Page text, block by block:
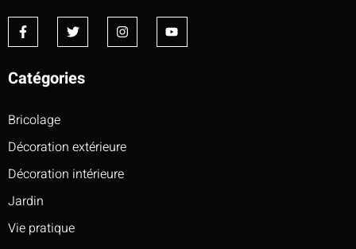
Catégories
Bricolage
Décoration extérieure
Décoration intérieure
Jardin
Vie pratique